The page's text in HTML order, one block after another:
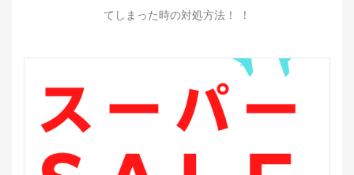
てしまった時の対処方法！ ！